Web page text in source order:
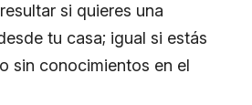
si quieres una
tu casa; igual si estás
sin conocimientos en el